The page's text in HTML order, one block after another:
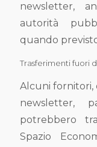
newsletter,
autorità
quando
Trasferimenti fuori
Alcuni fornitori,
newsletter,
potrebbero
Spazio